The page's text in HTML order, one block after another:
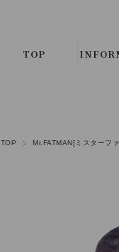
TOP
TOP Mr.FATMAN[ミスターフ